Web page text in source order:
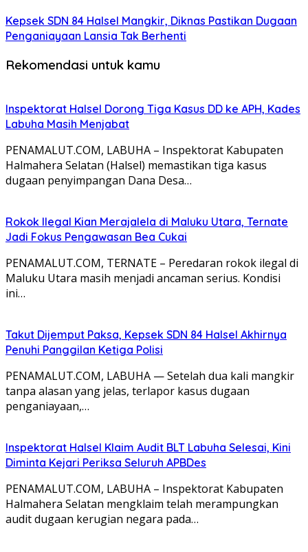
Kepsek SDN 84 Halsel Mangkir, Diknas Pastikan Dugaan
Penganiayaan Lansia Tak Berhenti
Rekomendasi untuk kamu
Inspektorat Halsel Dorong Tiga Kasus DD ke APH, Kades
Labuha Masih Menjabat
PENAMALUT.COM, LABUHA – Inspektorat Kabupaten
Halmahera Selatan (Halsel) memastikan tiga kasus
dugaan penyimpangan Dana Desa…
Rokok Ilegal Kian Merajalela di Maluku Utara, Ternate
Jadi Fokus Pengawasan Bea Cukai
PENAMALUT.COM, TERNATE – Peredaran rokok ilegal di
Maluku Utara masih menjadi ancaman serius. Kondisi
ini…
Takut Dijemput Paksa, Kepsek SDN 84 Halsel Akhirnya
Penuhi Panggilan Ketiga Polisi
PENAMALUT.COM, LABUHA — Setelah dua kali mangkir
tanpa alasan yang jelas, terlapor kasus dugaan
penganiayaan,…
Inspektorat Halsel Klaim Audit BLT Labuha Selesai, Kini
Diminta Kejari Periksa Seluruh APBDes
PENAMALUT.COM, LABUHA – Inspektorat Kabupaten
Halmahera Selatan mengklaim telah merampungkan
audit dugaan kerugian negara pada…